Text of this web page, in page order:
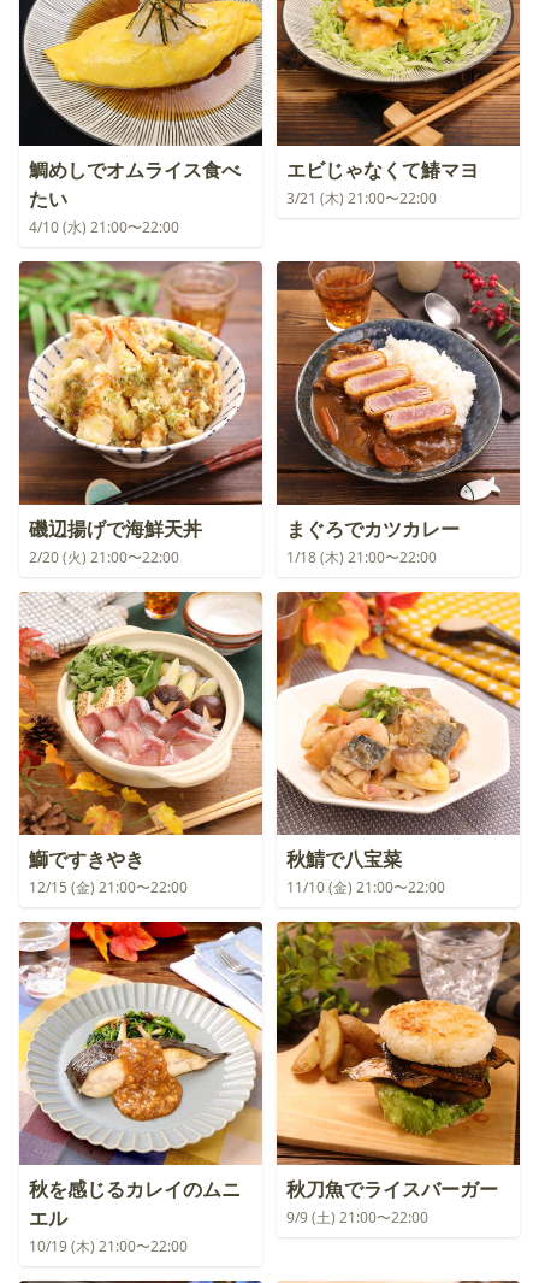
鯛めしでオムライス食べ
たい
4/10 (水) 21:00〜22:00
エビじゃなくて鰆マヨ
3/21 (木) 21:00〜22:00
磯辺揚げで海鮮天丼
2/20 (火) 21:00〜22:00
まぐろでカツカレー
1/18 (木) 21:00〜22:00
鰤ですきやき
12/15 (金) 21:00〜22:00
秋鯖で八宝菜
11/10 (金) 21:00〜22:00
秋を感じるカレイのムニ
エル
10/19 (木) 21:00〜22:00
秋刀魚でライスバーガー
9/9 (土) 21:00〜22:00